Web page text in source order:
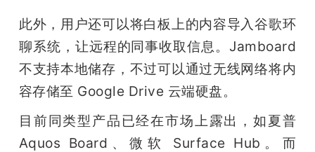
此外，用户还可以将白板上的内容导入谷歌环
聊系统，让远程的同事收取信息。Jamboard
不支持本地储存，不过可以通过无线网络将内
容存储至 Google Drive 云端硬盘。
目前同类型产品已经在市场上露出，如夏普
Aquos Board、微软 Surface Hub。而